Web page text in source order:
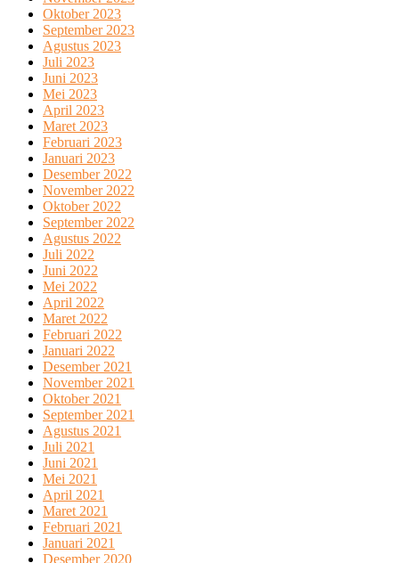
Oktober 2023
September 2023
Agustus 2023
Juli 2023
Juni 2023
Mei 2023
April 2023
Maret 2023
Februari 2023
Januari 2023
Desember 2022
November 2022
Oktober 2022
September 2022
Agustus 2022
Juli 2022
Juni 2022
Mei 2022
April 2022
Maret 2022
Februari 2022
Januari 2022
Desember 2021
November 2021
Oktober 2021
September 2021
Agustus 2021
Juli 2021
Juni 2021
Mei 2021
April 2021
Maret 2021
Februari 2021
Januari 2021
Desember 2020